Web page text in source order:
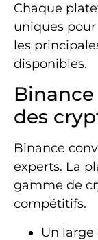
Chaque
uniques
les
disponibles.
des
Binance
experts. La
gamme de
compétitifs.
Un